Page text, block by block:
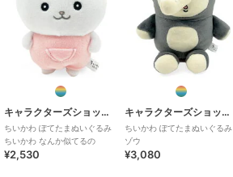
千と千尋の神隠し なか
よしお手玉 カオナシ
¥3,630
ちいかわ ぽてたまぬい
ぐるみ 妖精うさぎ
¥3,080
キャラクターズショップ ラフラフ
ちいかわ ぽてたまぬいぐるみ
ちいかわ なんか似てるの
¥2,530
キャラクターズショップ ラフラフ
ちいかわ ぽてたまぬいぐるみ
ゾウ
¥3,080